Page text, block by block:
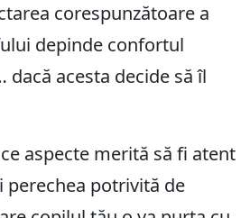
corespunzătoare a
depinde confortul
acesta decide să îl
aspecte merită să fi atent
perechea potrivită de